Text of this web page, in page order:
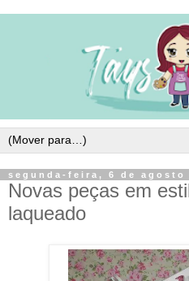
segunda-feira, 6 de agosto
Novas peças em
laqueado